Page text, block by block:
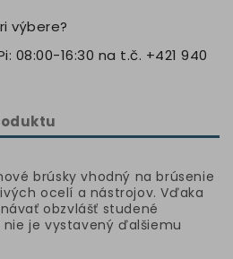
výbere?
08:00-16:30 na t.č. +421 940
brúsky vhodný na brúsenie
ocelí a nástrojov. Vďaka
obzvlášť studené
je vystavený ďalšiemu